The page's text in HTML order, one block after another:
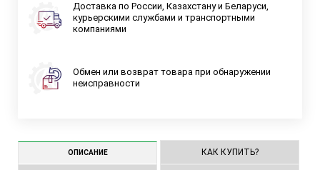
Доставка по России, Казахстану и Беларуси,
курьерскими службами и транспортными
компаниями
Обмен или возврат товара при обнаружении
неисправности
ОПИСАНИЕ КАК КУПИТЬ?